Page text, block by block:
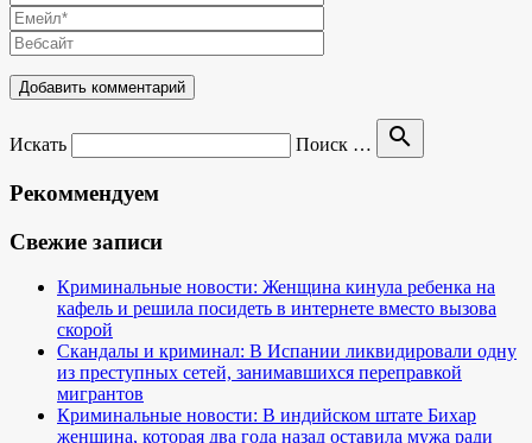
Искать Поиск … search
Рекоммендуем
Свежие записи
Криминальные новости: Женщина кинула ребенка на
кафель и решила посидеть в интернете вместо вызова
скорой
Скандалы и криминал: В Испании ликвидировали одну
из преступных сетей, занимавшихся переправкой
мигрантов
Криминальные новости: В индийском штате Бихар
женщина, которая два года назад оставила мужа ради